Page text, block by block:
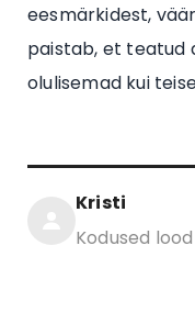
eesmärkidest,
paistab, et teatud
olulisemad kui
Kristi
Kodused